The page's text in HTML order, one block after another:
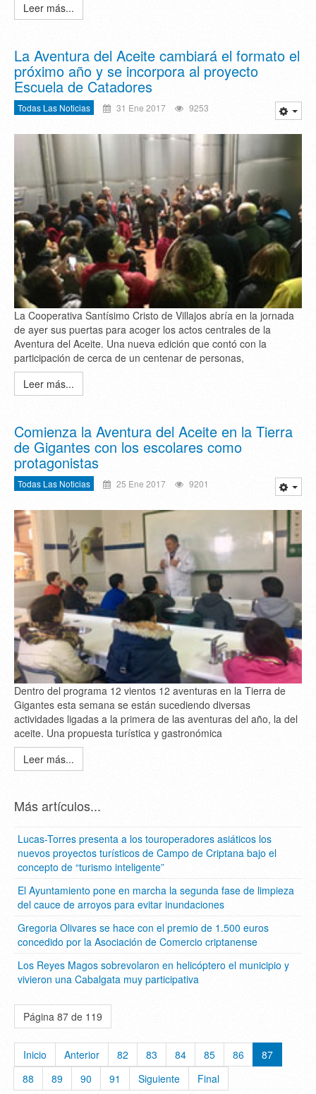
Leer más...
La Aventura del Aceite cambiará el formato el
próximo año y se incorpora al proyecto
Escuela de Catadores
Todas Las Noticias 31 Ene 2017 9253
La Cooperativa Santísimo Cristo de Villajos abría en la jornada
de ayer sus puertas para acoger los actos centrales de la
Aventura del Aceite. Una nueva edición que contó con la
participación de cerca de un centenar de personas,
Leer más...
Comienza la Aventura del Aceite en la Tierra
de Gigantes con los escolares como
protagonistas
Todas Las Noticias 25 Ene 2017 9201
Dentro del programa 12 vientos 12 aventuras en la Tierra de
Gigantes esta semana se están sucediendo diversas
actividades ligadas a la primera de las aventuras del año, la del
aceite. Una propuesta turística y gastronómica
Leer más...
Más artículos...
Lucas-Torres presenta a los touroperadores asiáticos los
nuevos proyectos turísticos de Campo de Criptana bajo el
concepto de “turismo inteligente”
El Ayuntamiento pone en marcha la segunda fase de limpieza
del cauce de arroyos para evitar inundaciones
Gregoria Olivares se hace con el premio de 1.500 euros
concedido por la Asociación de Comercio criptanense
Los Reyes Magos sobrevolaron en helicóptero el municipio y
vivieron una Cabalgata muy participativa
Página 87 de 119
Inicio Anterior 82 83 84 85 86
87
88
89 90 91 Siguiente Final